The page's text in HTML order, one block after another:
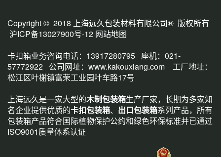
Copyright © 2018 上海远久包装材料有限公司® 版权所有
沪ICP备13027900号-12 网站地图
卡扣箱业务咨询电话：13917280795 座机：021-
57772922 公司网址： www.kakouxiang.com 工厂地址：
松江区叶榭镇富荣工业园叶车路17号
上海远久是一家大型的木制包装箱生产厂家，长期为多家知
名企业提供优质的卡扣包装箱、 出口包装箱系列产品，所有
包装箱产品符合国际植物保护公约和绿色环保标准并已通过
ISO9001质量体系认证